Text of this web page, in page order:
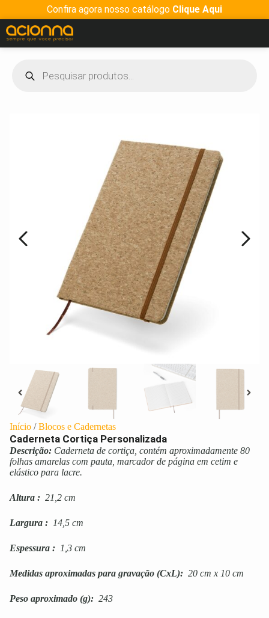
Confira agora nosso catálogo Clique Aqui
Início /Blocos e Cadernetas
Caderneta Cortiça Personalizada
Descrição: Caderneta de cortiça, contém aproximadamente 80
folhas amarelas com pauta, marcador de página em cetim e
elástico para lacre.
Altura : 21,2 cm
Largura : 14,5 cm
Espessura : 1,3 cm
Medidas aproximadas para gravação (CxL): 20 cm x 10 cm
Peso aproximado (g): 243